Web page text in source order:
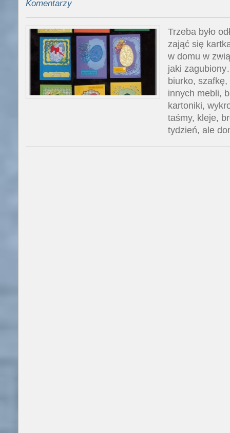
Komentarzy
Trzeba było
zająć się
w domu w
jaki
biurko,
innych mebli,
kartoniki,
taśmy, kleje,
tydzień, ale